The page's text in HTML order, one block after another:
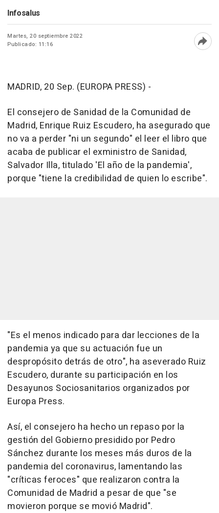
Infosalus
Martes, 20 septiembre 2022
Publicado: 11:16
MADRID, 20 Sep. (EUROPA PRESS) -
El consejero de Sanidad de la Comunidad de
Madrid, Enrique Ruiz Escudero, ha asegurado que
no va a perder "ni un segundo" el leer el libro que
acaba de publicar el exministro de Sanidad,
Salvador Illa, titulado 'El año de la pandemia',
porque "tiene la credibilidad de quien lo escribe".
"Es el menos indicado para dar lecciones de la
pandemia ya que su actuación fue un
despropósito detrás de otro", ha aseverado Ruiz
Escudero, durante su participación en los
Desayunos Sociosanitarios organizados por
Europa Press.
Así, el consejero ha hecho un repaso por la
gestión del Gobierno presidido por Pedro
Sánchez durante los meses más duros de la
pandemia del coronavirus, lamentando las
"críticas feroces" que realizaron contra la
Comunidad de Madrid a pesar de que "se
movieron porque se movió Madrid".